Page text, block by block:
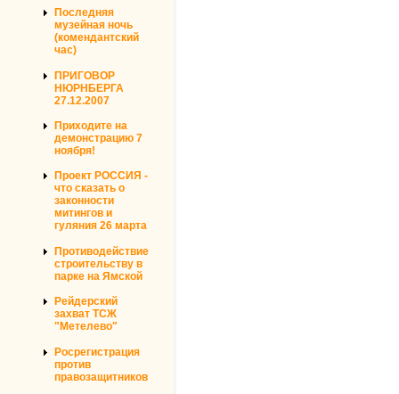
Последняя
музейная ночь
(комендантский
час)
ПРИГОВОР
НЮРНБЕРГА
27.12.2007
Приходите на
демонстрацию 7
ноября!
Проект РОССИЯ -
что сказать о
законности
митингов и
гуляния 26 марта
Противодействие
строительству в
парке на Ямской
Рейдерский
захват ТСЖ
"Метелево"
Росрегистрация
против
правозащитников